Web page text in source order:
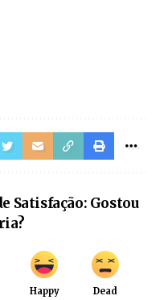
Satisfação: Gostou
Happy Dead